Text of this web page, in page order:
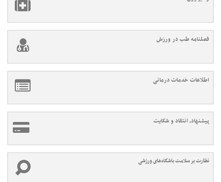
فصلنامه طب در ورزش
اطلاعات خدمات درمانی
پیشنهاد، انتقاد و شکایت
نظارت بر سلامت باشگاه‌های ورزشی